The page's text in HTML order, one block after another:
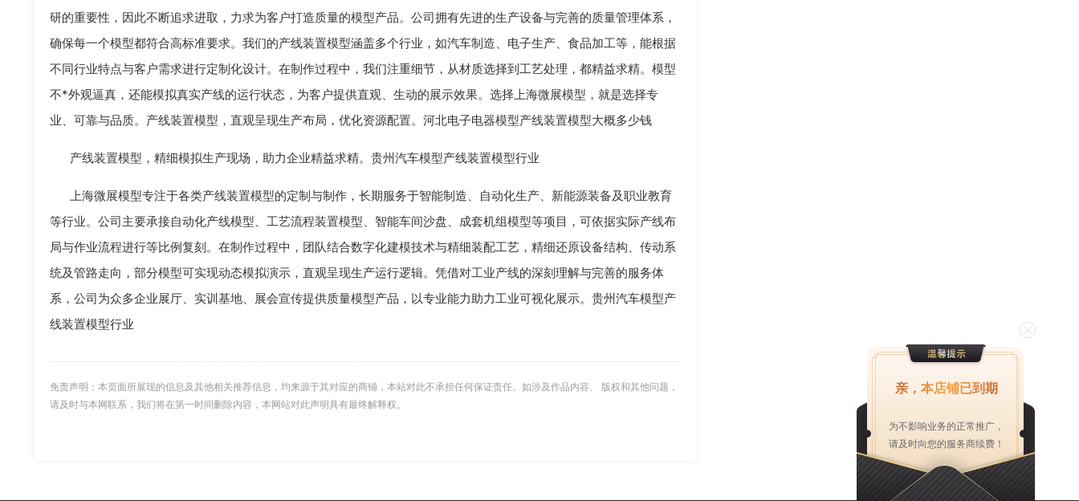
研的重要性，因此不断追求进取 ，力求为客户打造质量的模型产品。公司拥有先进的生产设备与完善的质量管理体系，
确保每一个模型都符合高标准要求。我们的产线装置模型涵盖多个行业，如汽车制造、电子生产、食品加工等，能根据
不同行业特点与客户需求进行定制化设计。在制作过程中，我们注重细节，从材质选择到工艺处理，都精益求精。模型
不*外观逼真，还能模拟真实产线的运行状态，为客户提供直观、生动的展示效果。选择上海微展模型，就是选择专
业、可靠与品质。产线装置模型，直观呈现生产布局，优化资源配置。河北电子电器模型产线装置模型大概多少钱
产线装置模型，精细模拟生产现场，助力企业精益求精。贵州汽车模型产线装置模型行业
上海微展模型专注于各类产线装置模型的定制与制作，长期服务于智能制造、自动化生产、新能源装备及职业教育
等行业。公司主要承接自动化产线模型、工艺流程装置模型、智能车间沙盘、成套机组模型等项目，可依据实际产线布
局与作业流程进行等比例复刻。在制作过程中，团队结合数字化建模技术与精细装配工艺，精细还原设备结构、传动系
统及管路走向，部分模型可实现动态模拟演示，直观呈现生产运行逻辑。凭借对工业产线的深刻理解与完善的服务体
系，公司为众多企业展厅、实训基地、展会宣传提供质量模型产品，以专业能力助力工业可视化展示。贵州汽车模型产
线装置模型行业
免责声明：本页面所展现的信息及其他相关推荐信息，均来源于其对应的商铺，本站对此不承担任何保证责任。如涉及作品内容、 版权和其他问题，
请及时与本网联系，我们将在第一时间删除内容，本网站对此声明具有最终解释权。
亲，本店铺已到期
为不影响业务的正常推广，
请及时向您的服务商续费！